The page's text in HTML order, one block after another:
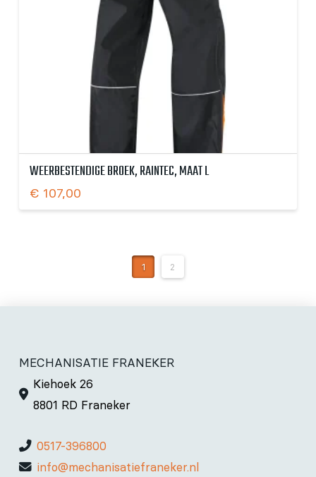
WEERBESTENDIGE BROEK, RAINTEC, MAAT L
€ 107,00
1 2
MECHANISATIE FRANEKER
Kiehoek 26
8801 RD Franeker
0517-396800
info@mechanisatiefraneker.nl